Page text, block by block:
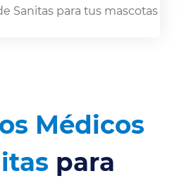
Sanitas para tus mascotas
Médicos
para